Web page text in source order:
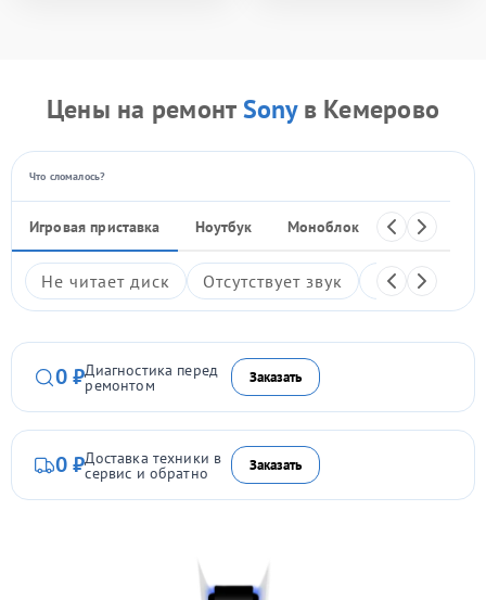
Цены на ремонтSonyв Кемерово
Что сломалось?
Игровая приставка Ноутбук Моноблок Телефон
Не читает диск Отсутствует звук Не
0 ₽Диагностика перед
ремонтом Заказать
0 ₽Доставка техники в
сервис и обратно Заказать